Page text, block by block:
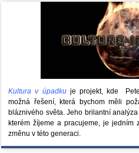
Kultura v úpadkuje projekt, kde
možná řešení, která bychom měli
bláznivého světa. Jeho brilantní
kterém žíjeme a pracujeme, je jedním
změnu v této generaci.